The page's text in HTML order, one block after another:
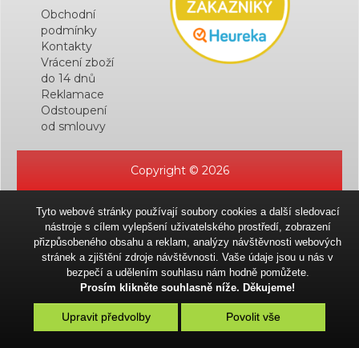
Obchodní
podmínky
Kontakty
Vrácení zboží
do 14 dnů
Reklamace
Odstoupení
od smlouvy
Copyright © 2026
Tyto webové stránky používají soubory cookies a další sledovací
nástroje s cílem vylepšení uživatelského prostředí, zobrazení
přizpůsobeného obsahu a reklam, analýzy návštěvnosti webových
stránek a zjištění zdroje návštěvnosti. Vaše údaje jsou u nás v
bezpečí a udělením souhlasu nám hodně pomůžete.
Prosím klikněte souhlasně níže. Děkujeme!
Upravit předvolby Povolit vše